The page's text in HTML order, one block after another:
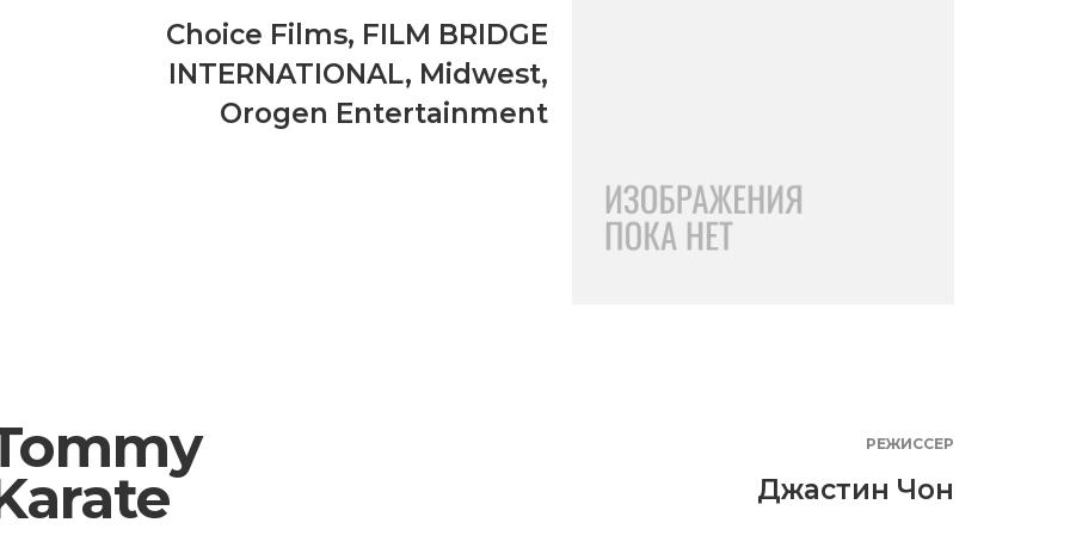
Choice Films, FILM BRIDGE
INTERNATIONAL, Midwest,
Orogen Entertainment
РЕЖИССЕР
Джастин Чон